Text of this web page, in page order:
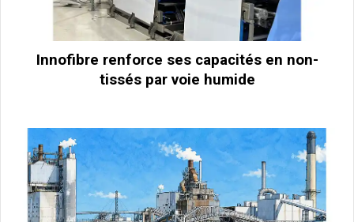
Innofibre renforce ses capacités en non-
tissés par voie humide